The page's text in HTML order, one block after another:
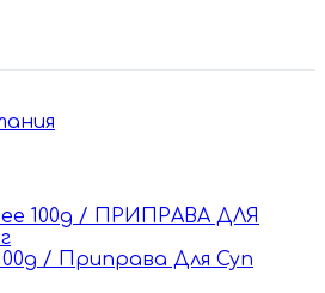
100g / ПРИПРАВА ДЛЯ
/ Приправа Для Суп